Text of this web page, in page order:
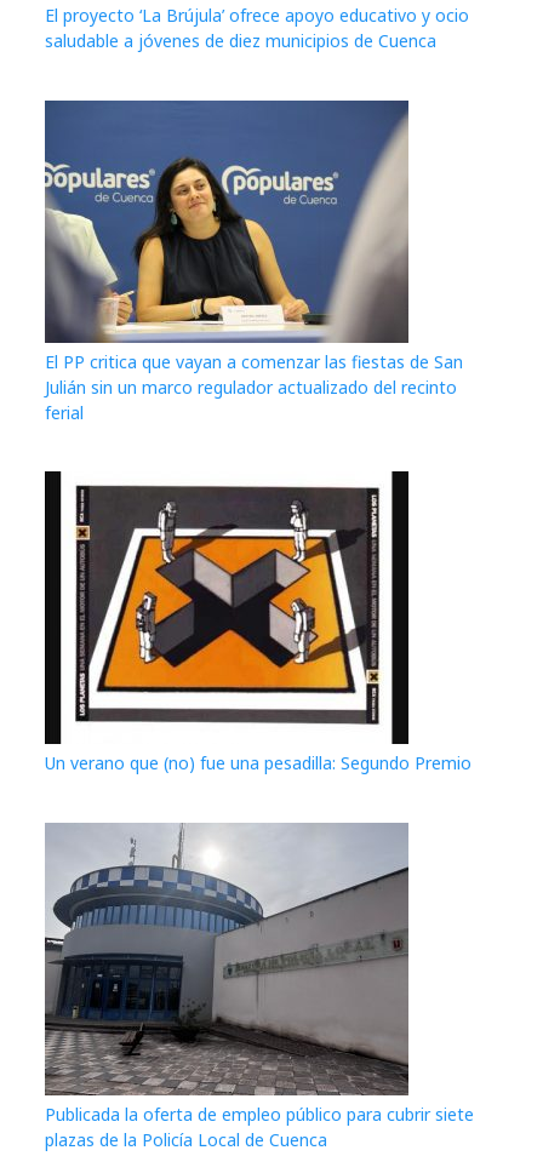
El proyecto ‘La Brújula’ ofrece apoyo educativo y ocio
saludable a jóvenes de diez municipios de Cuenca
El PP critica que vayan a comenzar las fiestas de San
Julián sin un marco regulador actualizado del recinto
ferial
Un verano que (no) fue una pesadilla: Segundo Premio
Publicada la oferta de empleo público para cubrir siete
plazas de la Policía Local de Cuenca